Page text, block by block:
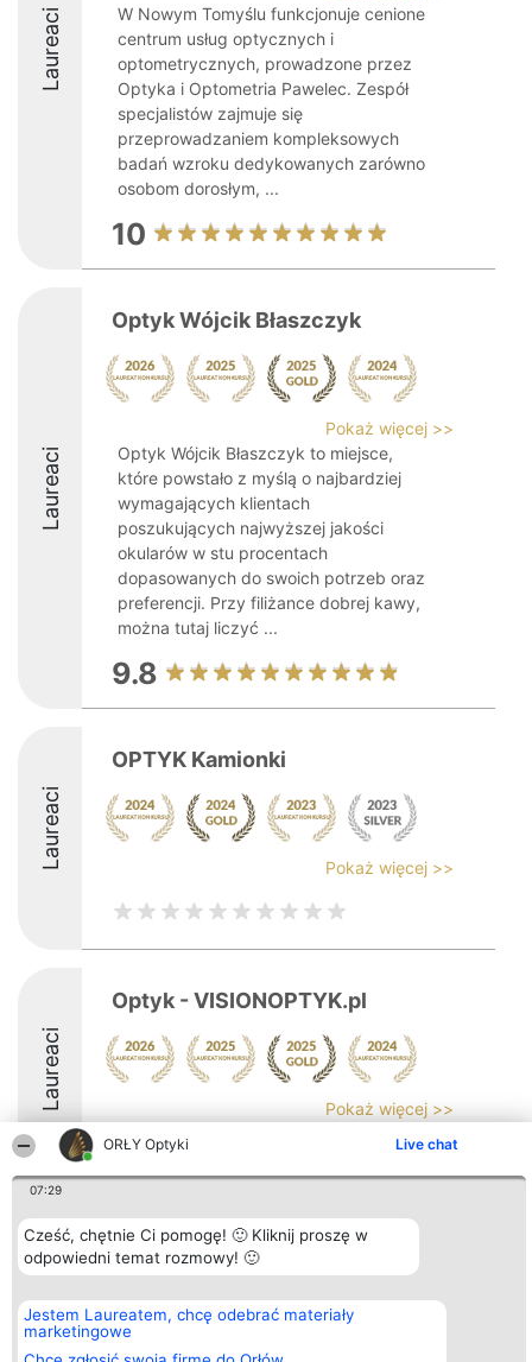
ORŁY Optyki Live chat
07:29
Cześć, chętnie Ci pomogę! 🙂 Kliknij proszę w
odpowiedni temat rozmowy! 🙂
Jestem Laureatem, chcę odebrać materiały
marketingowe
Laureaci
W Nowym Tomyślu funkcjonuje cenione
centrum usług optycznych i
optometrycznych, prowadzone przez
Optyka i Optometria Pawelec. Zespół
specjalistów zajmuje się
przeprowadzaniem kompleksowych
badań wzroku dedykowanych zarówno
osobom dorosłym, ...
10
Laureaci
Optyk Wójcik Błaszczyk
Pokaż więcej >>
Optyk Wójcik Błaszczyk to miejsce,
które powstało z myślą o najbardziej
wymagających klientach
poszukujących najwyższej jakości
okularów w stu procentach
dopasowanych do swoich potrzeb oraz
preferencji. Przy filiżance dobrej kawy,
można tutaj liczyć ...
9.8
Laureaci
OPTYK Kamionki
Pokaż więcej >>
Laureaci
Optyk - VISIONOPTYK.pl
Pokaż więcej >>
9.9
Organizator plebiscytu
Bright Side Solutions sp. z o.
o. sp. k.
Wrocław 50-079
KRS 0000749100 | Regon
381313360 | NIP 8943132676
Plebiscyt
Laureaci
Lista
Laureatów
Zasady
Kontakt